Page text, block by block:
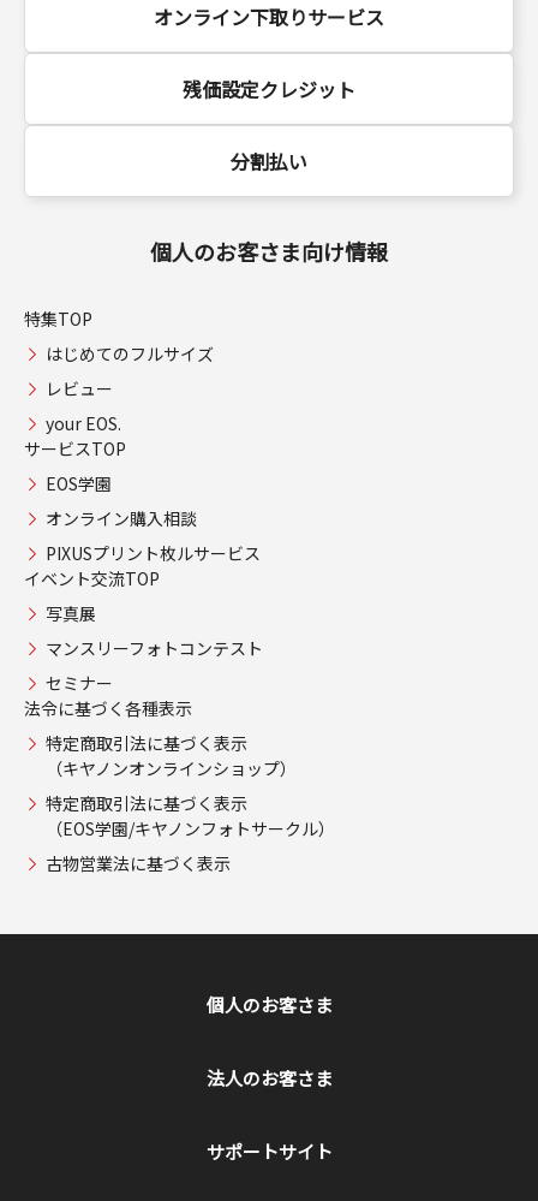
オンライン下取りサービス
残価設定クレジット
分割払い
個人のお客さま向け情報
特集TOP
はじめてのフルサイズ
レビュー
your EOS.
サービスTOP
EOS学園
オンライン購入相談
PIXUSプリント枚ルサービス
イベント交流TOP
写真展
マンスリーフォトコンテスト
セミナー
法令に基づく各種表示
特定商取引法に基づく表示
（キヤノンオンラインショップ）
特定商取引法に基づく表示
（EOS学園/キヤノンフォトサークル）
古物営業法に基づく表示
個人のお客さま
法人のお客さま
サポートサイト